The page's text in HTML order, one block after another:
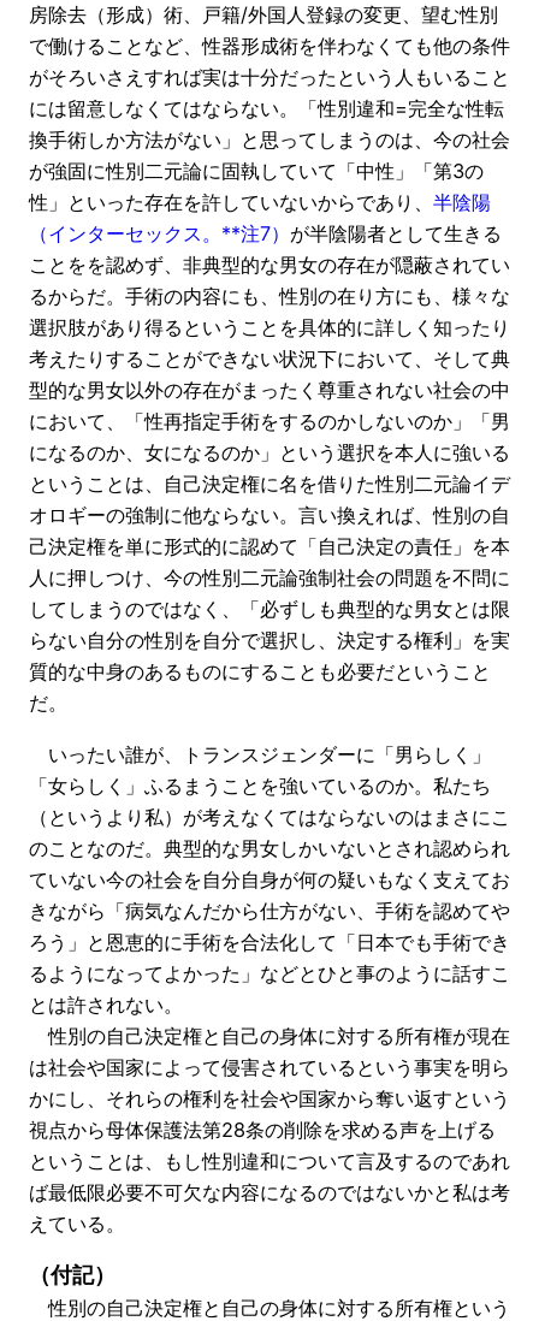
房除去（形成）術、戸籍/外国人登録の変更、望む性別
で働けることなど、性器形成術を伴わなくても他の条件
がそろいさえすれば実は十分だったという人もいること
には留意しなくてはならない。「性別違和=完全な性転
換手術しか方法がない」と思ってしまうのは、今の社会
が強固に性別二元論に固執していて「中性」「第3の
性」といった存在を許していないからであり、 半陰陽
（インターセックス。**注7） が半陰陽者として生きる
ことをを認めず、非典型的な男女の存在が隠蔽されてい
るからだ。手術の内容にも、性別の在り方にも、様々な
選択肢があり得るということを具体的に詳しく知ったり
考えたりすることができない状況下において、そして典
型的な男女以外の存在がまったく尊重されない社会の中
において、「性再指定手術をするのかしないのか」「男
になるのか、女になるのか」という選択を本人に強いる
ということは、自己決定権に名を借りた性別二元論イデ
オロギーの強制に他ならない。言い換えれば、性別の自
己決定権を単に形式的に認めて「自己決定の責任」を本
人に押しつけ、今の性別二元論強制社会の問題を不問に
してしまうのではなく、「必ずしも典型的な男女とは限
らない自分の性別を自分で選択し、決定する権利」を実
質的な中身のあるものにすることも必要だということ
だ。
いったい誰が、トランスジェンダーに「男らしく」
「女らしく」ふるまうことを強いているのか。私たち
（というより私）が考えなくてはならないのはまさにこ
のことなのだ。典型的な男女しかいないとされ認められ
ていない今の社会を自分自身が何の疑いもなく支えてお
きながら「病気なんだから仕方がない、手術を認めてや
ろう」と恩恵的に手術を合法化して「日本でも手術でき
るようになってよかった」などとひと事のように話すこ
とは許されない。
性別の自己決定権と自己の身体に対する所有権が現在
は社会や国家によって侵害されているという事実を明ら
かにし、それらの権利を社会や国家から奪い返すという
視点から母体保護法第28条の削除を求める声を上げる
ということは、もし性別違和について言及するのであれ
ば最低限必要不可欠な内容になるのではないかと私は考
えている。
（付記）
性別の自己決定権と自己の身体に対する所有権という